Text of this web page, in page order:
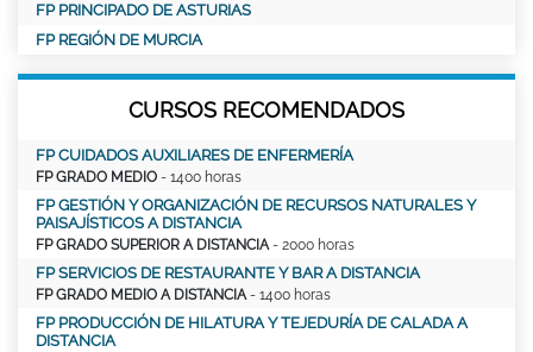
FP PRINCIPADO DE ASTURIAS
FP REGIÓN DE MURCIA
CURSOS RECOMENDADOS
FP CUIDADOS AUXILIARES DE ENFERMERÍA
FP GRADO MEDIO - 1400 horas
FP GESTIÓN Y ORGANIZACIÓN DE RECURSOS NATURALES Y
PAISAJÍSTICOS A DISTANCIA
FP GRADO SUPERIOR A DISTANCIA- 2000 horas
FP SERVICIOS DE RESTAURANTE Y BAR A DISTANCIA
FP GRADO MEDIO A DISTANCIA- 1400 horas
FP PRODUCCIÓN DE HILATURA Y TEJEDURÍA DE CALADA A
DISTANCIA